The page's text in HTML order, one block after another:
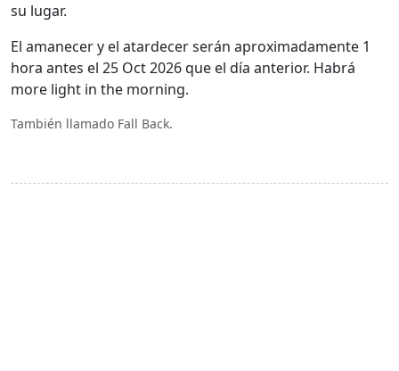
su lugar.
El amanecer y el atardecer serán aproximadamente 1
hora antes el 25 Oct 2026 que el día anterior. Habrá
more light in the morning.
También llamado Fall Back.